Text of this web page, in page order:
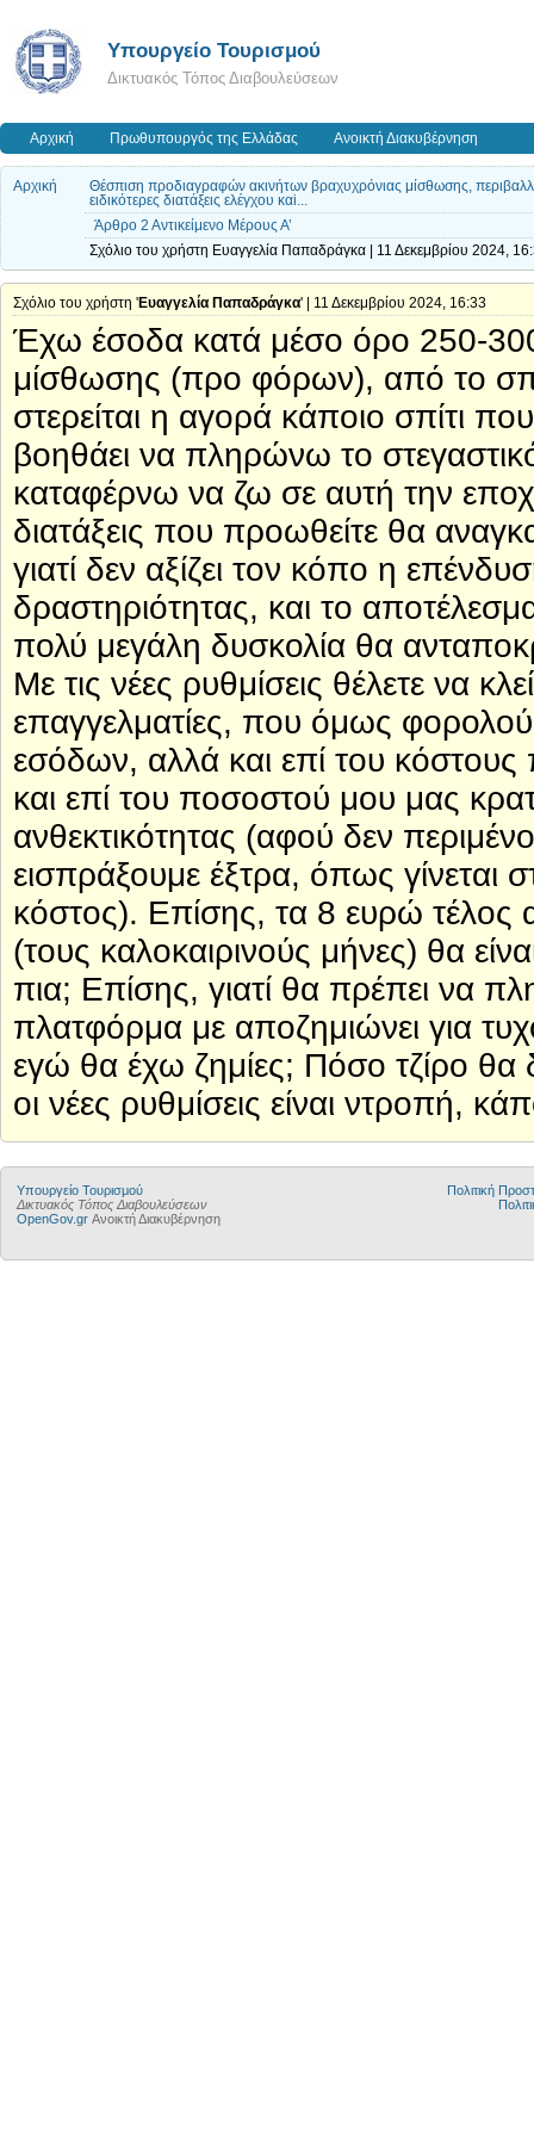
Υπουργείο Τουρισμού
Δικτυακός Τόπος Διαβουλεύσεων
Αρχική Πρωθυπουργός της Ελλάδας Ανοικτή Διακυβέρνηση
Αρχική
Θέσπιση προδιαγραφών ακινήτων βραχυχρόνιας μίσθωσης,
ειδικότερες διατάξεις ελέγχου καi...
Άρθρο 2 Αντικείμενο Μέρους Α’
Σχόλιο του χρήστη Ευαγγελία Παπαδράγκα | 11 Δεκεμβρίου 2024,
Σχόλιο του χρήστη 'Ευαγγελία Παπαδράγκα' | 11 Δεκεμβρίου 2024, 16:33
Έχω έσοδα κατά μέσο όρο 250-
μίσθωσης (προ φόρων), από το
στερείται η αγορά κάποιο σπίτι
βοηθάει να πληρώνω το
καταφέρνω να ζω σε αυτή την
διατάξεις που προωθείτε θα
γιατί δεν αξίζει τον κόπο η
δραστηριότητας, και το
πολύ μεγάλη δυσκολία θα
Με τις νέες ρυθμίσεις θέλετε να
επαγγελματίες, που όμως
εσόδων, αλλά και επί του
και επί του ποσοστού μου μας
ανθεκτικότητας (αφού δεν
εισπράξουμε έξτρα, όπως γίνεται
κόστος). Επίσης, τα 8 ευρώ τέλος
(τους καλοκαιρινούς μήνες) θα
πια; Επίσης, γιατί θα πρέπει να
πλατφόρμα με αποζημιώνει για
εγώ θα έχω ζημίες; Πόσο τζίρο θα
οι νέες ρυθμίσεις είναι ντροπή,
Υπουργείο Τουρισμού
Δικτυακός Τόπος Διαβουλεύσεων
OpenGov.gr Ανοικτή Διακυβέρνηση
Πολιτική